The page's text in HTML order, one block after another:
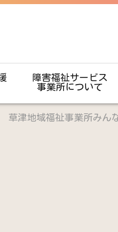
障害福祉サービス
事業所について
草津地域福祉事業所み